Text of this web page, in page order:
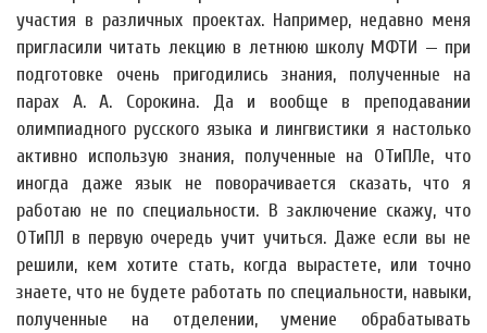
участия в различных проектах. Например, недавно меня
пригласили читать лекцию в летнюю школу МФТИ — при
подготовке очень пригодились знания, полученные на
парах А. А. Сорокина. Да и вообще в преподавании
олимпиадного русского языка и лингвистики я настолько
активно использую знания, полученные на ОТиПЛе, что
иногда даже язык не поворачивается сказать, что я
работаю не по специальности. В заключение скажу, что
ОТиПЛ в первую очередь учит учиться. Даже если вы не
решили, кем хотите стать, когда вырастете, или точно
знаете, что не будете работать по специальности, навыки,
полученные на отделении, умение обрабатывать